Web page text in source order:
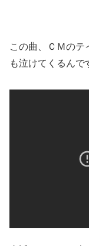
この曲、ＣＭのテ
も泣けてくるんで